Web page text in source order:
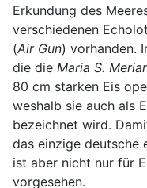
Erkundung des
verschiedenen
(Air Gun) vorhanden.
die die Maria S.
80 cm starken Eis
weshalb sie auch als
bezeichnet wird.
das einzige deutsche
ist aber nicht nur für
vorgesehen.